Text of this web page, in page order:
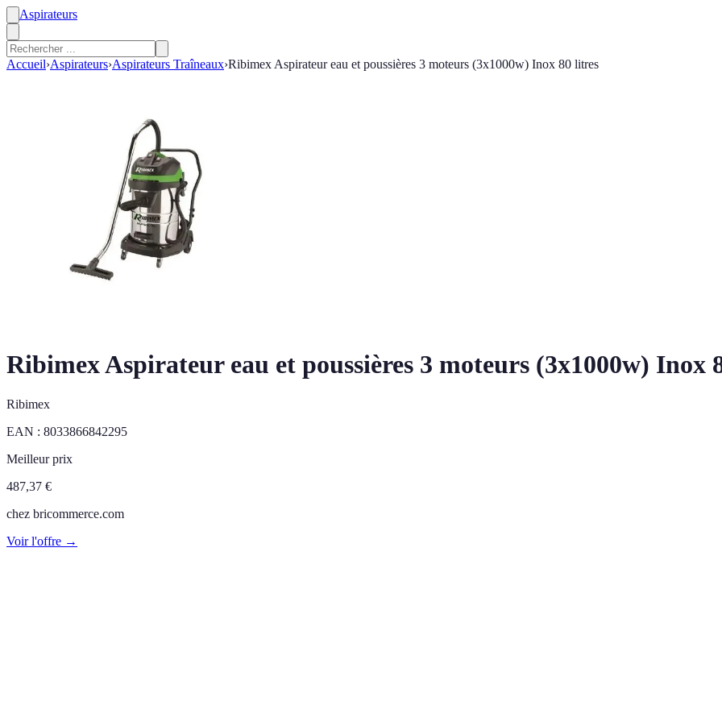
Aspirateurs
Accueil›Aspirateurs›Aspirateurs Traîneaux›Ribimex Aspirateur eau et poussières 3 moteurs (3x1000w) Inox 80 litres
Ribimex Aspirateur eau et poussières 3 moteurs (3x1000w) Inox
Ribimex
EAN : 8033866842295
Meilleur prix
487,37 €
chez bricommerce.com
Voir l'offre →